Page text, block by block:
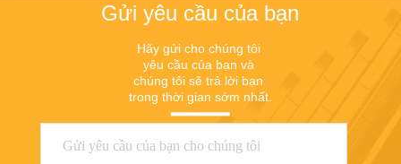
Gửi yêu cầu của bạn
Hãy gửi cho chúng tôi
yêu cầu của bạn và
chúng tôi sẽ trả lời bạn
trong thời gian sớm nhất.